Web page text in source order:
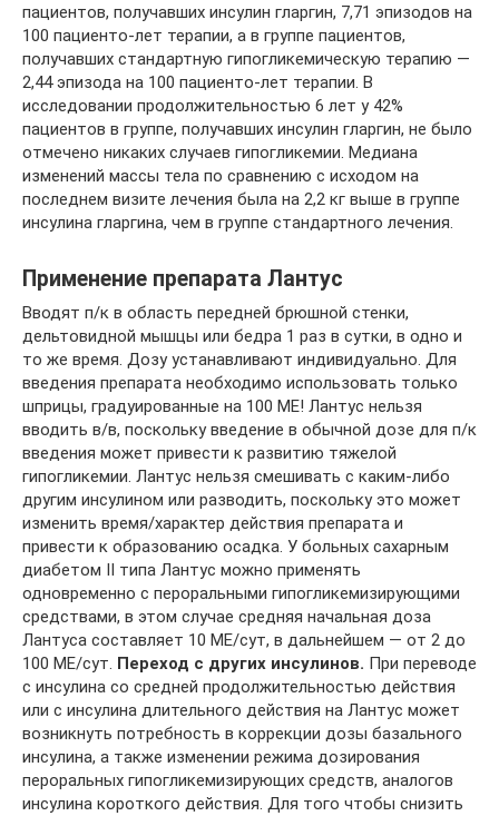
пациентов, получавших инсулин гларгин, 7,71 эпизодов на
100 пациенто-лет терапии, а в группе пациентов,
получавших стандартную гипогликемическую терапию —
2,44 эпизода на 100 пациенто-лет терапии. В
исследовании продолжительностью 6 лет у 42%
пациентов в группе, получавших инсулин гларгин, не было
отмечено никаких случаев гипогликемии. Медиана
изменений массы тела по сравнению с исходом на
последнем визите лечения была на 2,2 кг выше в группе
инсулина гларгина, чем в группе стандартного лечения.
Применение препарата Лантус
Вводят п/к в область передней брюшной стенки,
дельтовидной мышцы или бедра 1 раз в сутки, в одно и
то же время. Дозу устанавливают индивидуально. Для
введения препарата необходимо использовать только
шприцы, градуированные на 100 МЕ! Лантус нельзя
вводить в/в, поскольку введение в обычной дозе для п/к
введения может привести к развитию тяжелой
гипогликемии. Лантус нельзя смешивать с каким-либо
другим инсулином или разводить, поскольку это может
изменить время/характер действия препарата и
привести к образованию осадка. У больных сахарным
диабетом II типа Лантус можно применять
одновременно с пероральными гипогликемизирующими
средствами, в этом случае средняя начальная доза
Лантуса составляет 10 МЕ/сут, в дальнейшем — от 2 до
100 МЕ/сут. Переход с других инсулинов. При переводе
с инсулина со средней продолжительностью действия
или с инсулина длительного действия на Лантус может
возникнуть потребность в коррекции дозы базального
инсулина, а также изменении режима дозирования
пероральных гипогликемизирующих средств, аналогов
инсулина короткого действия. Для того чтобы снизить